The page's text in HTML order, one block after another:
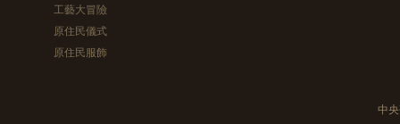
工藝大冒險
原住民儀式
原住民服飾
中